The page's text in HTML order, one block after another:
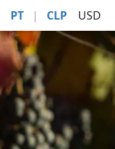
PT | CLP USD